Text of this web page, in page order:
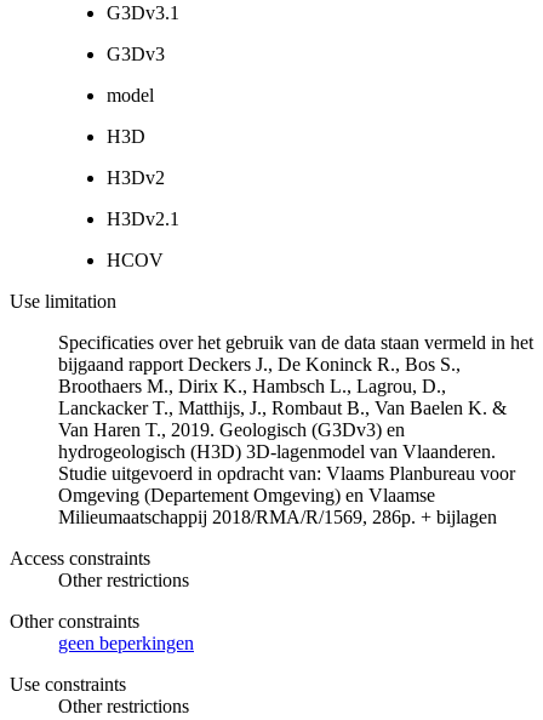
G3Dv3.1
G3Dv3
model
H3D
H3Dv2
H3Dv2.1
HCOV
Use limitation
Specificaties over het gebruik van de data staan vermeld in het
bijgaand rapport Deckers J., De Koninck R., Bos S.,
Broothaers M., Dirix K., Hambsch L., Lagrou, D.,
Lanckacker T., Matthijs, J., Rombaut B., Van Baelen K. &
Van Haren T., 2019. Geologisch (G3Dv3) en
hydrogeologisch (H3D) 3D-lagenmodel van Vlaanderen.
Studie uitgevoerd in opdracht van: Vlaams Planbureau voor
Omgeving (Departement Omgeving) en Vlaamse
Milieumaatschappij 2018/RMA/R/1569, 286p. + bijlagen
Access constraints
Other restrictions
Other constraints
geen beperkingen
Use constraints
Other restrictions